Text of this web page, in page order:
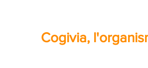
Cogivia,